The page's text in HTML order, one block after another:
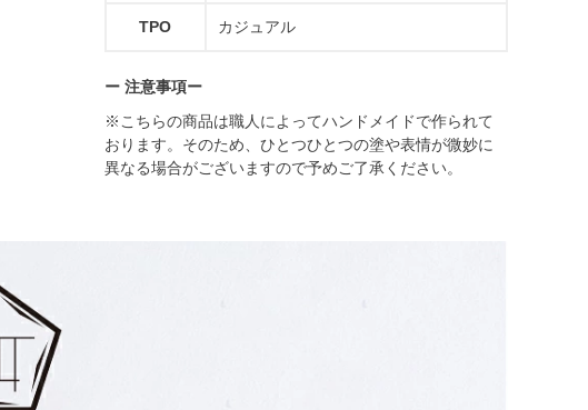
TPO カジュアル
ー 注意事項ー
※こちらの商品は職人によってハンドメイドで作られて
おります。そのため、ひとつひとつの塗や表情が微妙に
異なる場合がございますので予めご了承ください。